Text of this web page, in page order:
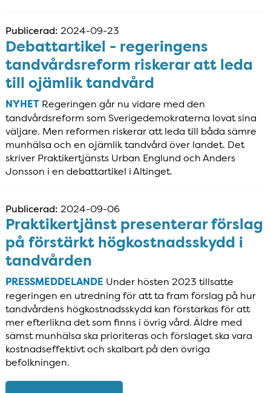
Publicerad: 2024-09-23
Debattartikel - regeringens
tandvårdsreform riskerar att leda
till ojämlik tandvård
NYHET Regeringen går nu vidare med den
tandvårdsreform som Sverigedemokraterna lovat sina
väljare. Men reformen riskerar att leda till båda sämre
munhälsa och en ojämlik tandvård över landet. Det
skriver Praktikertjänsts Urban Englund och Anders
Jonsson i en debattartikel i Altinget.
Publicerad: 2024-09-06
Praktikertjänst presenterar förslag
på förstärkt högkostnadsskydd i
tandvården
PRESSMEDDELANDE Under hösten 2023 tillsatte
regeringen en utredning för att ta fram förslag på hur
tandvårdens högkostnadsskydd kan förstärkas för att
mer efterlikna det som finns i övrig vård. Äldre med
sämst munhälsa ska prioriteras och förslaget ska vara
kostnadseffektivt och skalbart på den övriga
befolkningen.